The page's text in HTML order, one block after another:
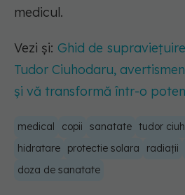
medicul.
Vezi și: Ghid de
Tudor Ciuhodaru,
și vă transformă într-o
medical copii sanatate tudor
hidratare
protectie solara radiații
doza de sanatate